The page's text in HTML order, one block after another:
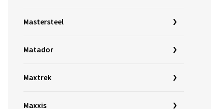
Mastersteel
Matador
Maxtrek
Maxxis